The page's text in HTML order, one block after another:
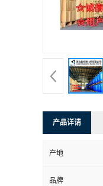
产品详请
产地
品牌